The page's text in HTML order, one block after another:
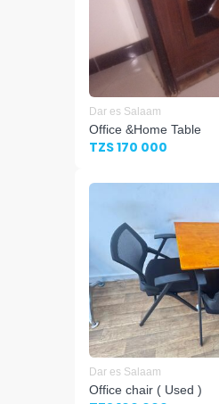
Dar es Salaam
Office &Home Table
TZS 170 000
Dar es Salaam
Office chair ( Used )